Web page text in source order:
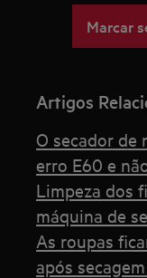
Marcar
Artigos
O secador de
erro E60 e
Limpeza dos
máquina de
As roupas
após